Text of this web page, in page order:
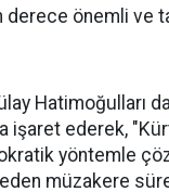
derece önemli ve
Hatimoğulları
işaret ederek,
yöntemle
eden müzakere